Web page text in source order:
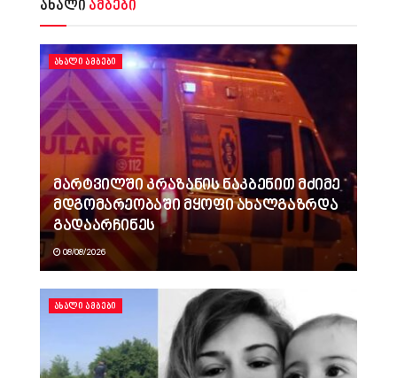
ახალი ამბები
ᲐᲮᲐᲚᲘ ᲐᲛᲑᲔᲑᲘ
მარტვილში კრაზანის ნაკბენით მძიმე
მდგომარეობაში მყოფი ახალგაზრდა
გადაარჩინეს
08/08/2026
ᲐᲮᲐᲚᲘ ᲐᲛᲑᲔᲑᲘ